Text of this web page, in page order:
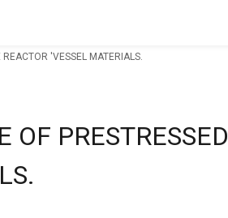
'VESSEL MATERIALS.
OF PRESTRESSED